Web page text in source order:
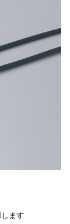
ます